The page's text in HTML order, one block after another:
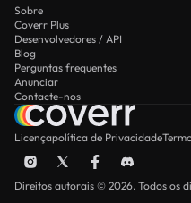
Sobre
Coverr Plus
Desenvolvedores / API
Blog
Perguntas frequentes
Anunciar
Contacte-nos
Licençapolítica de Privacidade
Direitos autorais © 2026. Todos os